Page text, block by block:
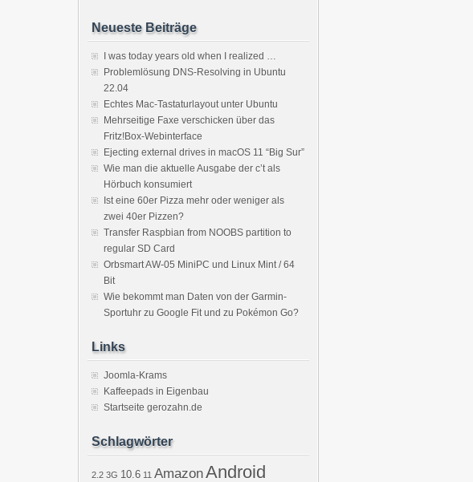
Neueste Beiträge
I was today years old when I realized …
Problemlösung DNS-Resolving in Ubuntu
22.04
Echtes Mac-Tastaturlayout unter Ubuntu
Mehrseitige Faxe verschicken über das
Fritz!Box-Webinterface
Ejecting external drives in macOS 11 “Big Sur”
Wie man die aktuelle Ausgabe der c’t als
Hörbuch konsumiert
Ist eine 60er Pizza mehr oder weniger als
zwei 40er Pizzen?
Transfer Raspbian from NOOBS partition to
regular SD Card
Orbsmart AW-05 MiniPC und Linux Mint / 64
Bit
Wie bekommt man Daten von der Garmin-
Sportuhr zu Google Fit und zu Pokémon Go?
Links
Joomla-Krams
Kaffeepads in Eigenbau
Startseite gerozahn.de
Schlagwörter
2.2 3G 10.6 11 AmazonAndroid